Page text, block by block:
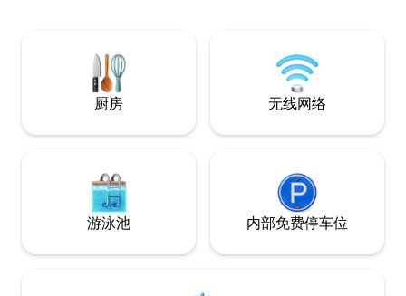
乓球、桌上足球、篮球场）和游乐场（树
屋、滑梯、秋千）。
博斯克（Bonnebosc）
尔/维勒/乌尔盖特
厨房 无线网络
游泳池 内部免费停车位